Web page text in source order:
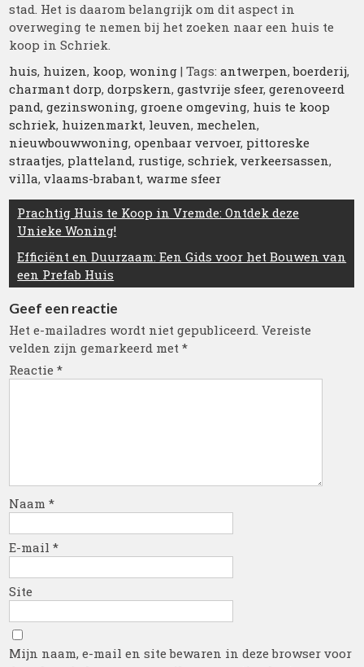
stad. Het is daarom belangrijk om dit aspect in
overweging te nemen bij het zoeken naar een huis te
koop in Schriek.
huis, huizen, koop,woning | Tags:antwerpen,boerderij,
charmant dorp,dorpskern,gastvrije sfeer,gerenoveerd
pand,gezinswoning,groene omgeving, huis te koop
schriek, huizenmarkt, leuven, mechelen,
nieuwbouwwoning,openbaar vervoer, pittoreske
straatjes, platteland, rustige,schriek,verkeersassen,
villa,vlaams-brabant,warme sfeer
Berichtnavigatie
Prachtig Huis te Koop in Vremde: Ontdek deze
Unieke Woning!
Efficiënt en Duurzaam: Een Gids voor het Bouwen van
een Prefab Huis
Geef een reactie
Het e-mailadres wordt niet gepubliceerd. Vereiste
velden zijn gemarkeerd met*
Reactie*
Naam*
E-mail*
Site
Mijn naam, e-mail en site bewaren in deze browser voor